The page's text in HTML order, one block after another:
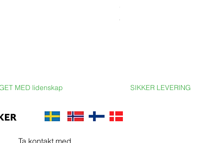
Stor ekbord med epoxy-resin
Pris
69 900,00 SEK
MED lidenskap SIKKER LEVERING